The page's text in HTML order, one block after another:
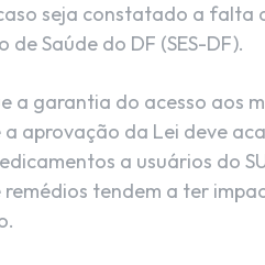
seja constatado a
Saúde do DF (SES-DF).
a garantia do acesso aos
aprovação da Lei deve
a usuários do
tendem a ter